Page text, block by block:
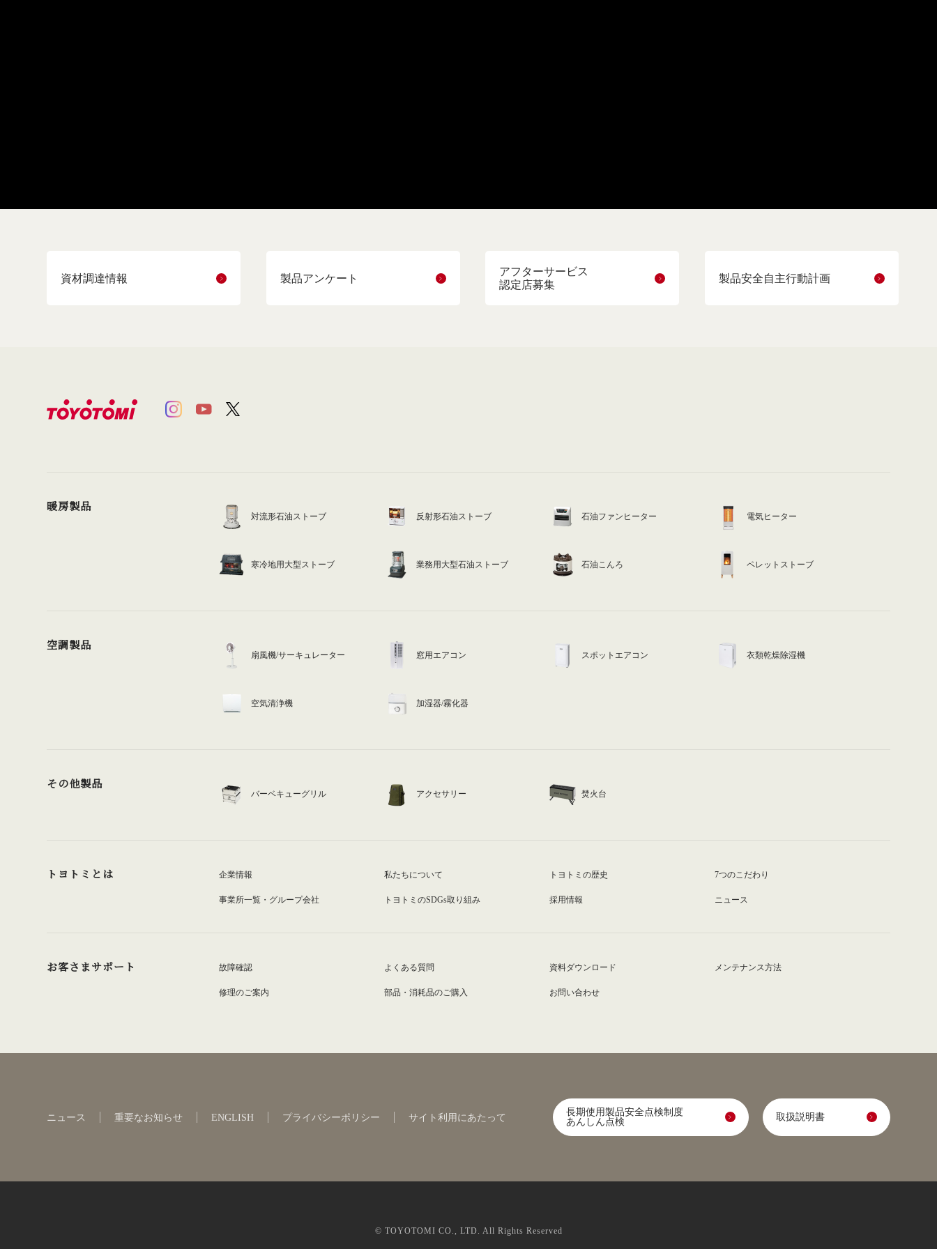
資材調達情報 製品アンケート
アフターサービス
認定店募集
製品安全自主行動計画
暖房製品
対流形石油ストーブ 反射形石油ストーブ 石油ファンヒーター 電気ヒーター
寒冷地用大型ストーブ 業務用大型石油ストーブ 石油こんろ ペレットストーブ
空調製品
扇風機/サーキュレーター 窓用エアコン スポットエアコン 衣類乾燥除湿機
空気清浄機 加湿器/霧化器
その他製品
バーベキューグリル アクセサリー 焚火台
トヨトミとは 企業情報 私たちについて トヨトミの歴史 7つのこだわり
事業所一覧・グループ会社 トヨトミのSDGs取り組み 採用情報 ニュース
お客さまサポート 故障確認 よくある質問 資料ダウンロード メンテナンス方法
修理のご案内 部品・消耗品のご購入 お問い合わせ
ニュース 重要なお知らせ ENGLISH プライバシーポリシー サイト利用にあたって
長期使用製品安全点検制度
あんしん点検
取扱説明書
© TOYOTOMI CO., LTD. All Rights Reserved